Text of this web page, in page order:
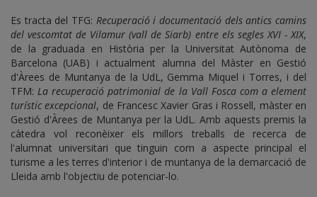
Es tracta del TFG: Recuperació i documentació dels antics camins
del vescomtat de Vilamur (vall de Siarb) entre els segles XVI - XIX,
de la graduada en Història per la Universitat Autònoma de
Barcelona (UAB) i actualment alumna del Màster en Gestió
d'Àrees de Muntanya de la UdL, Gemma Miquel i Torres, i del
TFM:La recuperació patrimonial de la Vall Fosca com a element
turístic excepcional, de Francesc Xavier Gras i Rossell, màster en
Gestió d'Àrees de Muntanya per la UdL. Amb aquests premis la
càtedra vol reconèixer els millors treballs de recerca de
l'alumnat universitari que tinguin com a aspecte principal el
turisme a les terres d'interior i de muntanya de la demarcació de
Lleida amb l'objectiu de potenciar-lo.